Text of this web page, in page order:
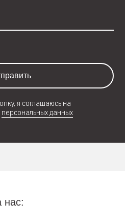
я соглашаюсь на
персональных данных
нас: